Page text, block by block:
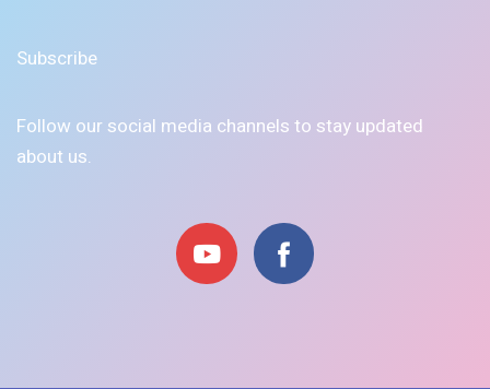
Subscribe
Follow our social media channels to stay updated
about us.